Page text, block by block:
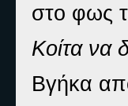
στο φως
Κοίτα να
Βγήκα